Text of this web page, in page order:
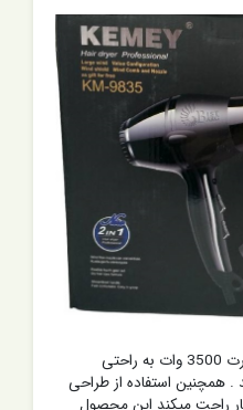
این محصول پا کیفیت با توان قدرت 3500 وات به راحتی
همچنین استفاده از طراحی
راحت میکند این محصول